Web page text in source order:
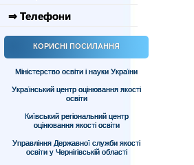
⇒ Телефони
КОРИСНІ ПОСИЛАННЯ
Міністерство освіти і науки України
Український центр оцінювання якості
освіти
Київський регіональний центр
оцінювання якості освіти
Управління Державної служби якості
освіти у Чернігівській області